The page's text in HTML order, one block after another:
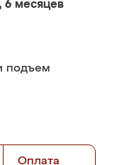
6 месяцев
подъем
Оплата